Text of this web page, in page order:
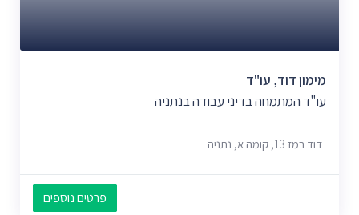
מימון דוד, עו"ד
עו"ד המתמחה בדיני עבודה בנתניה
דוד רמז 13, קומה א, נתניה
פרטים נוספים